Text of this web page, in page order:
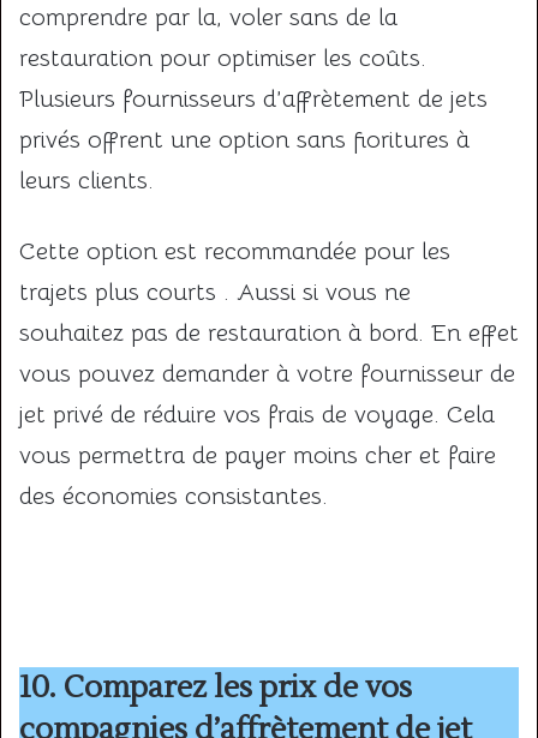
comprendre par la, voler sans de la
restauration pour optimiser les coûts.
Plusieurs fournisseurs d’affrètement de jets
privés offrent une option sans fioritures à
leurs clients.
Cette option est recommandée pour les
trajets plus courts . Aussi si vous ne
souhaitez pas de restauration à bord. En effet
vous pouvez demander à votre fournisseur de
jet privé de réduire vos frais de voyage. Cela
vous permettra de payer moins cher et faire
des économies consistantes.
10. Comparez les prix de vos
compagnies d’affrètement de jet